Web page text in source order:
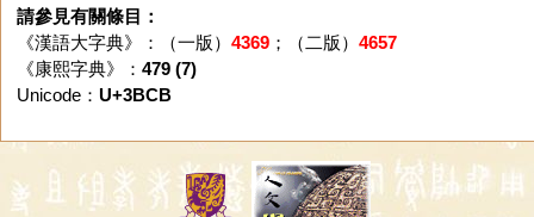
請參見有關條目：
《漢語大字典》：（一版） 4369；（二版） 4657
《康熙字典》： 479 (7)
Unicode： U+3BCB